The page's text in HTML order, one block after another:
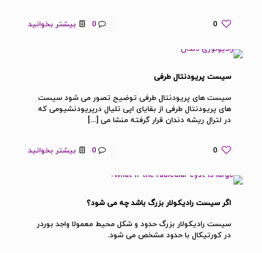
0
0 بیشتر بخوانید
سیست پریودنتال طرفی
سیست های پریودنتال طرفی توضیح تصور می شود سیست
های پریودنتال طرفی از بقایای اپی تلیال درپریودنشیومی که
در لترال ریشه دندان قرار گرفته منشا می […]
0
0 بیشتر بخوانید
اگر سیست رادیکولار بزرگ باشد چه می شود؟
سیست رادیکولار بزرگ حدود و شکل محیط معمولا واجد بوردر
در کورتیکال با حدود مشخص می شود.